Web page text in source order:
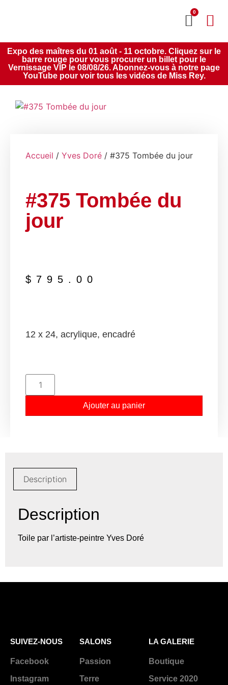
0
Expo des maîtres du 01 août - 11 octobre. Cliquez sur le
barre rouge pour vous procurer un billet pour le
Vernissage VIP le 08/08/26. Abonnez-vous à notre page
YouTube pour voir tous les vidéos de Miss Rey.
Accueil / Yves Doré / #375 Tombée du jour
#375 Tombée du
jour
$ 795.00
12 x 24, acrylique, encadré
Ajouter au panier
Description
Description
Toile par l’artiste-peintre Yves Doré
SUIVEZ-NOUS
Facebook
Instagram
SALONS
Passion
Terre
LA GALERIE
Boutique
Service 2020